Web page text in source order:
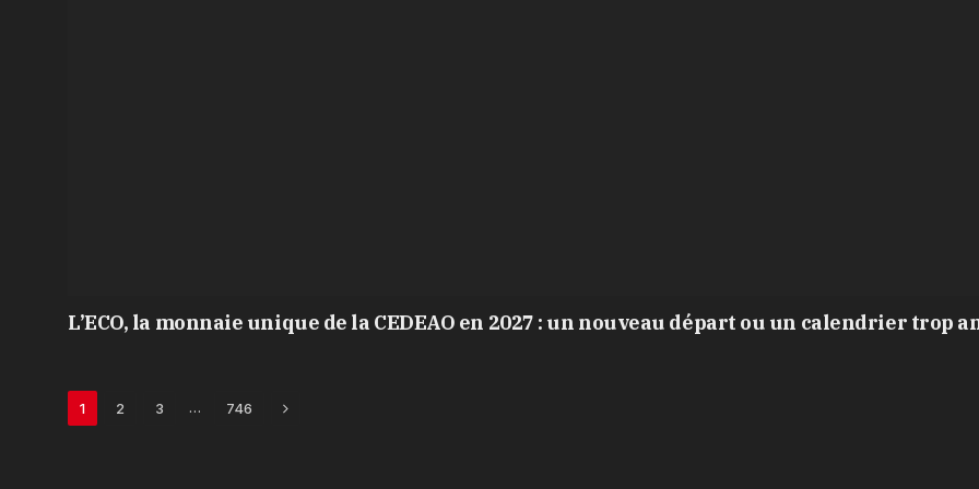
L’ECO, la monnaie unique de la CEDEAO en 2027 : un nouveau départ ou un calendrier trop
1 2 3 … 746 Next